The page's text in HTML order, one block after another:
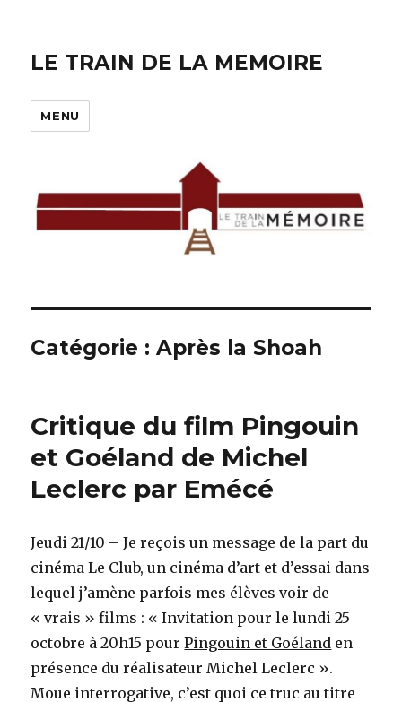
LE TRAIN DE LA MEMOIRE
MENU
Catégorie :Après la Shoah
Critique du film Pingouin
et Goéland de Michel
Leclerc par Emécé
Jeudi 21/10 – Je reçois un message de la part du
cinéma Le Club, un cinéma d’art et d’essai dans
lequel j’amène parfois mes élèves voir de
« vrais » films : « Invitation pour le lundi 25
octobre à 20h15 pourPingouin et Goéland en
présence du réalisateur Michel Leclerc ».
Moue interrogative, c’est quoi ce truc au titre